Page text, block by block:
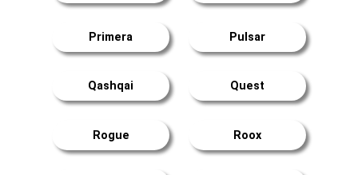
Primera Pulsar
Qashqai Quest
Rogue Roox